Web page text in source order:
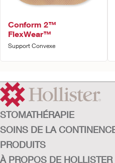
Conform 2™
FlexWear™
Support Convexe
STOMATHÉRAPIE
SOINS DE LA
PRODUITS
À PROPOS DE HOLLISTER